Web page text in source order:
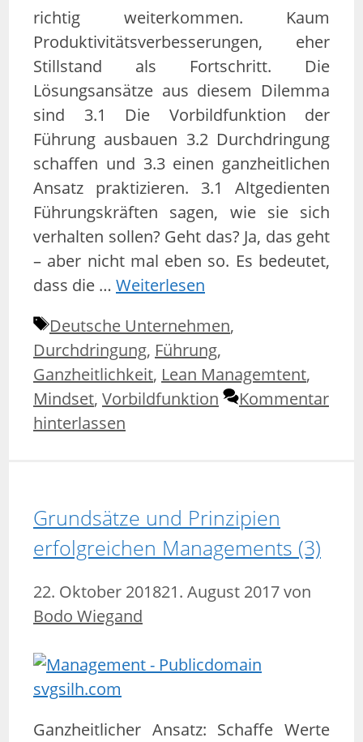
richtig weiterkommen. Kaum
Produktivitätsverbesserungen, eher
Stillstand als Fortschritt. Die
Lösungsansätze aus diesem Dilemma
sind 3.1 Die Vorbildfunktion der
Führung ausbauen 3.2 Durchdringung
schaffen und 3.3 einen ganzheitlichen
Ansatz praktizieren. 3.1 Altgedienten
Führungskräften sagen, wie sie sich
verhalten sollen? Geht das? Ja, das geht
– aber nicht mal eben so. Es bedeutet,
dass die … Weiterlesen
Schlagwörter
Deutsche Unternehmen,
Durchdringung, Führung,
Ganzheitlichkeit, Lean Managemtent,
Mindset, Vorbildfunktion
Kommentar
hinterlassen
Grundsätze und Prinzipien
erfolgreichen Managements (3)
22. Oktober 201821. August 2017von
Bodo Wiegand
Ganzheitlicher Ansatz: Schaffe Werte